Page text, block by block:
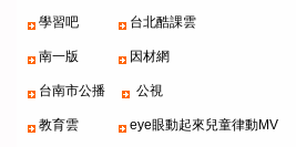
學習吧 台北酷課雲
南一版 因材網
台南市公播 公視
教育雲 eye眼動起來兒童律動MV